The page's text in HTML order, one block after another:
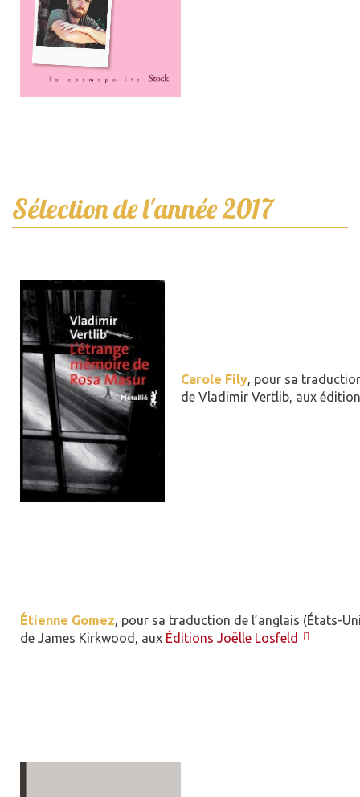
Sélection de l'année 2017
Carole Fily, pour sa
de Vladimir Vertlib, aux
Étienne Gomez, pour sa traduction de l’anglais (États-
de James Kirkwood, aux Éditions Joëlle Losfeld